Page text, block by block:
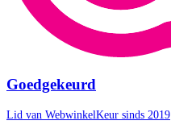
Goedgekeurd
Lid van WebwinkelKeur sinds 2019